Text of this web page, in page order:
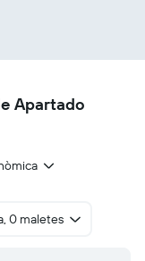
Apartado
0 maletes